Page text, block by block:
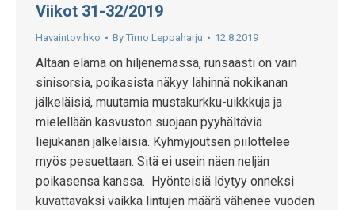
Viikot 31-32/2019
Havaintovihko By Timo Leppaharju 12.8.2019
Altaan elämä on hiljenemässä, runsaasti on vain
sinisorsia, poikasista näkyy lähinnä nokikanan
jälkeläisiä, muutamia mustakurkku-uikkkuja ja
mielellään kasvuston suojaan pyyhältäviä
liejukanan jälkeläisiä. Kyhmyjoutsen piilottelee
myös pesuettaan. Sitä ei usein näen neljän
poikasensa kanssa. Hyönteisiä löytyy onneksi
kuvattavaksi vaikka lintujen määrä vähenee vuoden